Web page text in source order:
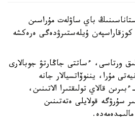
باي ساۋلەت مۇراسىن
كوزقاراسپەن ۇيلەستىرۋدەگى ەرەكشە
ورتاسى، ءساتتى جاڭارتۋ جوبالارى
مۇرا، يننوۆاتسيالار جانە
قالاي تولىقتىرا الاتىنىن،
سۇرۋگە قولايلى ەتەتىنىن